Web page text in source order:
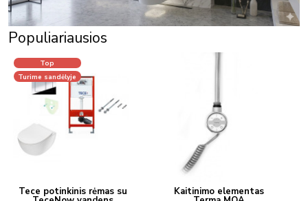
Populiariausios
Top
Turime sandėlyje
Tece potinkinis rėmas su Kaitinimo elementas